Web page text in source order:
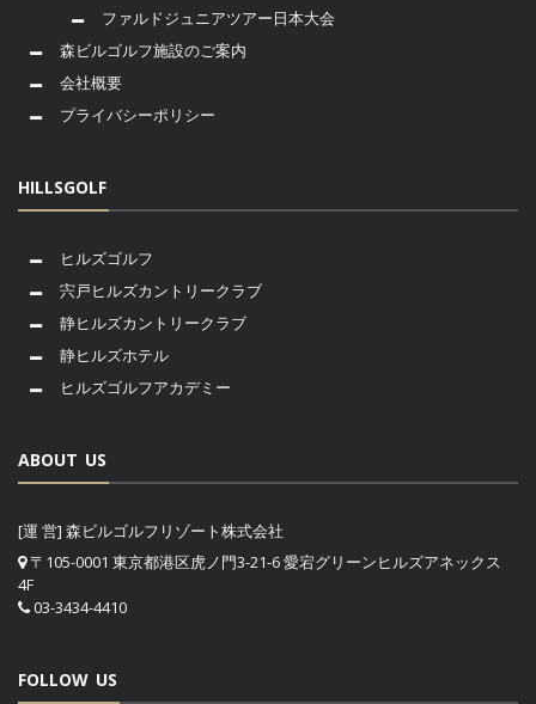
ファルドジュニアツアー日本大会
森ビルゴルフ施設のご案内
会社概要
プライバシーポリシー
HILLSGOLF
ヒルズゴルフ
宍戸ヒルズカントリークラブ
静ヒルズカントリークラブ
静ヒルズホテル
ヒルズゴルフアカデミー
ABOUT US
[運 営] 森ビルゴルフリゾート株式会社
〒105-0001 東京都港区虎ノ門3-21-6 愛宕グリーンヒルズアネックス
4F
03-3434-4410
FOLLOW US